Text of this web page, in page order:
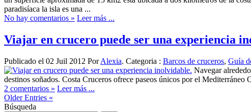
paradisíaca la isla es una ...
No hay comentarios » Leer más ...
Viajar en crucero puede ser una experiencia
Publicado el 02 Juil 2012 PorAlexia. Categoria : Barcos de cruceros, Guía
Navegar
destinos soñados. Costa Cruceros ofrece paseos únicos por el
2 comentarios » Leer más ...
Older Entries «
Búsqueda